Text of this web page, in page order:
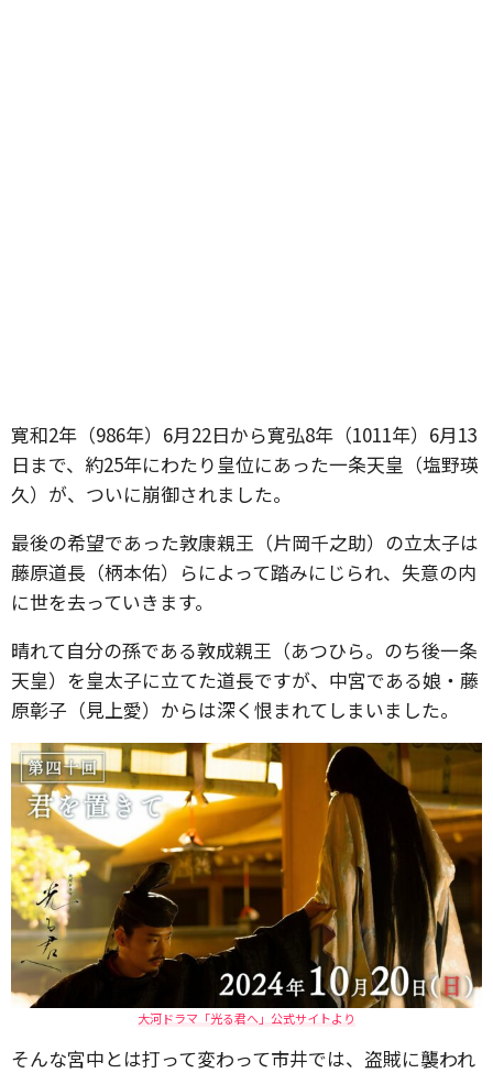
寛和2年（986年）6月22日から寛弘8年（1011年）6月13
日まで、約25年にわたり皇位にあった一条天皇（塩野瑛
久）が、ついに崩御されました。
最後の希望であった敦康親王（片岡千之助）の立太子は
藤原道長（柄本佑）らによって踏みにじられ、失意の内
に世を去っていきます。
晴れて自分の孫である敦成親王（あつひら。のち後一条
天皇）を皇太子に立てた道長ですが、中宮である娘・藤
原彰子（見上愛）からは深く恨まれてしまいました。
大河ドラマ「光る君へ」公式サイトより
そんな宮中とは打って変わって市井では、盗賊に襲われ